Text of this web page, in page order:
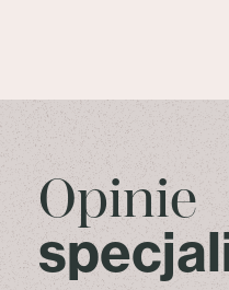
Opinie